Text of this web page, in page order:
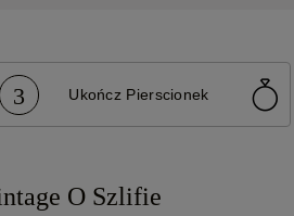
3 Ukończ Pierscionek
O Szlifie